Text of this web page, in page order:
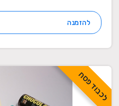
להזמנה
לכבוד פסח